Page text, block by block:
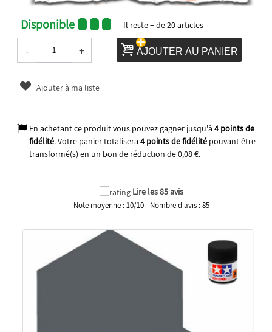
Disponible Il reste+ de 20articles
- + AJOUTER AU PANIER
Ajouter à ma liste
En achetant ce produit vous pouvez gagner jusqu'à 4points de
fidélité. Votre panier totalisera 4points de fidélitépouvant être
transformé(s) en un bon de réduction de0,08 €.
Lire les 85 avis
Note moyenne :10/10- Nombre d'avis :85